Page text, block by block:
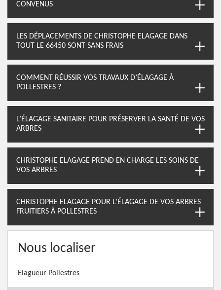
CONVENUS
LES DÉPLACEMENTS DE CHRISTOPHE ELAGAGE DANS
TOUT LE 66450 SONT SANS FRAIS
COMMENT RÉUSSIR VOS TRAVAUX D’ÉLAGAGE À
POLLESTRES ?
L’ÉLAGAGE SANITAIRE POUR PRÉSERVER LA SANTÉ DE VOS
ARBRES
CHRISTOPHE ELAGAGE PREND EN CHARGE LES SOINS DE
VOS ARBRES
CHRISTOPHE ELAGAGE POUR L’ÉLAGAGE DE VOS ARBRES
FRUITIERS À POLLESTRES
Nous localiser
Elagueur Pollestres